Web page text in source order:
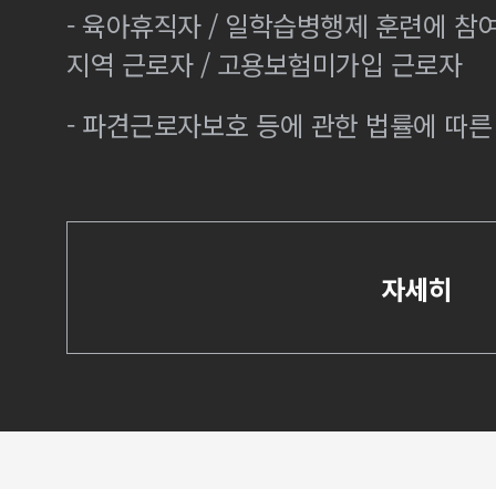
- 육아휴직자 / 일학습병행제 훈련에 참
지역 근로자 / 고용보험미가입 근로자
- 파견근로자보호 등에 관한 법률에 따
자세히